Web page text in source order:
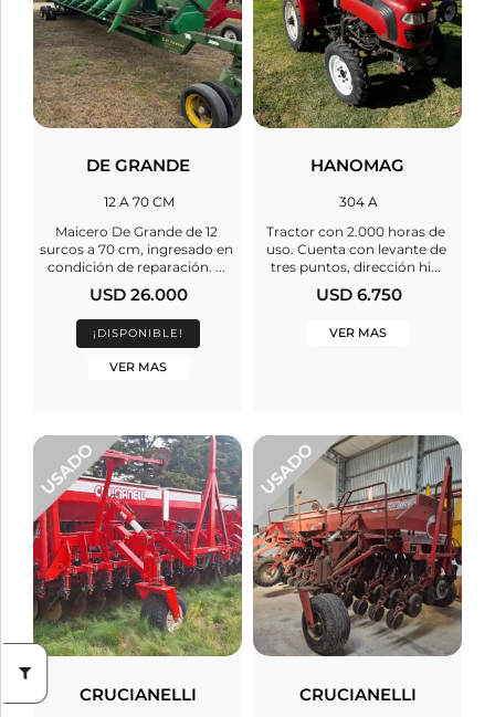
DE GRANDE
12 A 70 CM
Maicero De Grande de 12
surcos a 70 cm, ingresado en
condición de reparación. ...
USD 26.000
¡DISPONIBLE!
VER MAS
HANOMAG
304 A
Tractor con 2.000 horas de
uso. Cuenta con levante de
tres puntos, dirección hi...
USD 6.750
VER MAS
CRUCIANELLI CRUCIANELLI